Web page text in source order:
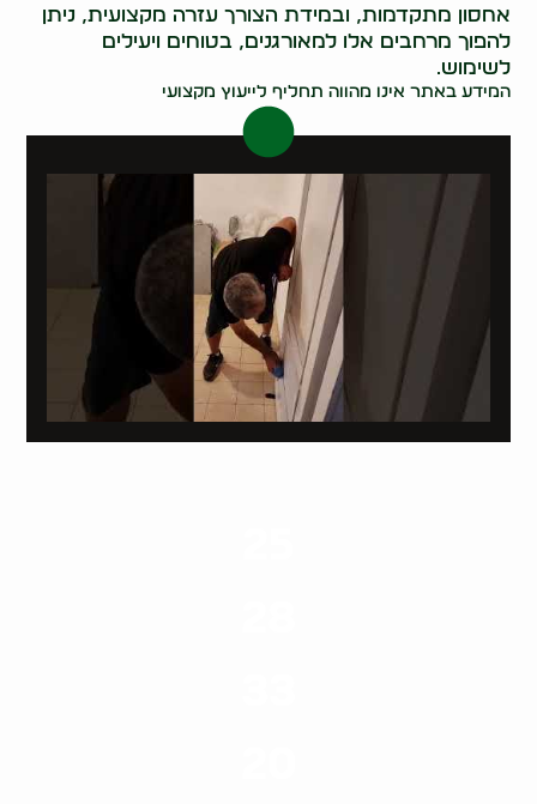
אחסון מתקדמות, ובמידת הצורך עזרה מקצועית, ניתן
להפוך מרחבים אלו למאורגנים, בטוחים ויעילים
לשימוש.
המידע באתר אינו מהווה תחליף לייעוץ מקצועי